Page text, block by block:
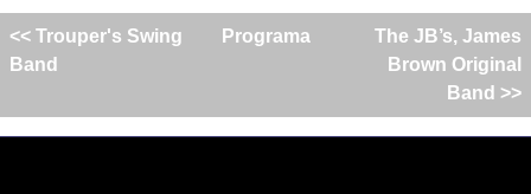
<< Trouper's Swing
Band
Programa
The JB’s, James
Brown Original
Band >>